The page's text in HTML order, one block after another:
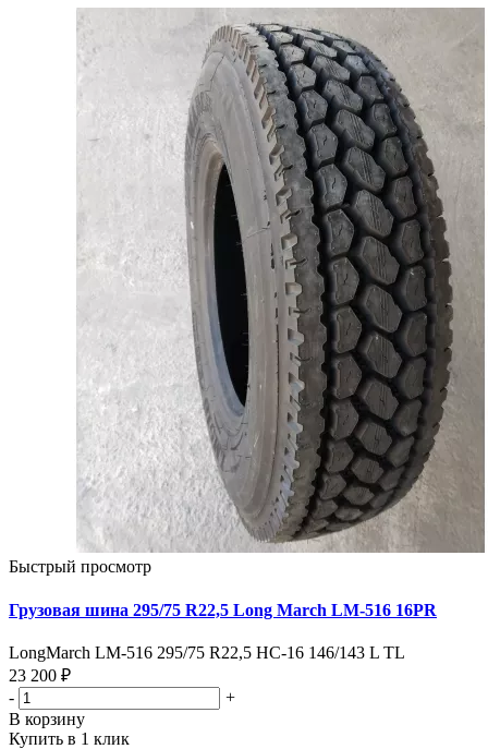
Быстрый просмотр
Грузовая шина 295/75 R22,5 Long March LM-516 16PR
LongMarch LM-516 295/75 R22,5 НС-16 146/143 L TL
23 200 ₽
-
+
В корзину
Купить в 1 клик